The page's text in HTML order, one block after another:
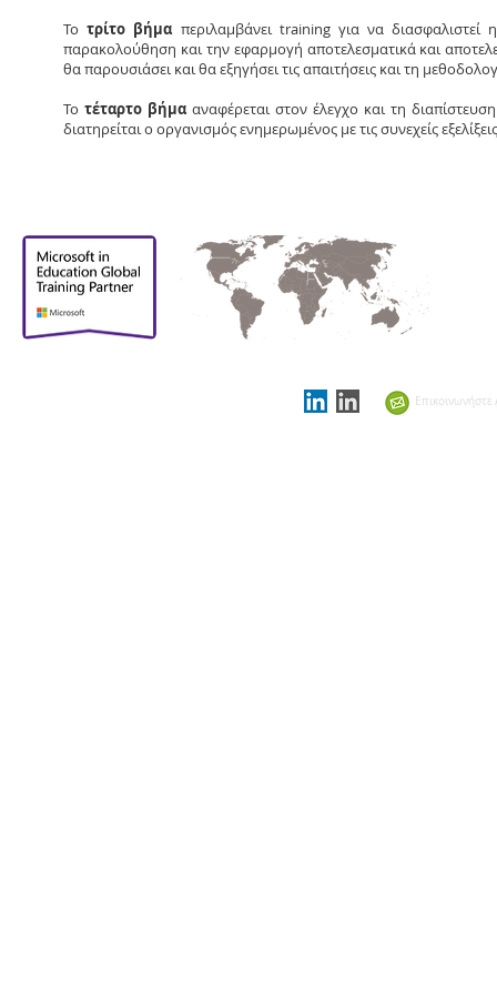
Τοτρίτο βήμα περιλαμβάνει training για να
παρακολούθηση και την εφαρμογή αποτελεσματικά και
θα παρουσιάσει και θα εξηγήσει τις απαιτήσεις και τη
Το τέταρτο βήμα αναφέρεται στον έλεγχο και τη
διατηρείται ο οργανισμός ενημερωμένος με τις συνεχείς
Επικοινωνήστε